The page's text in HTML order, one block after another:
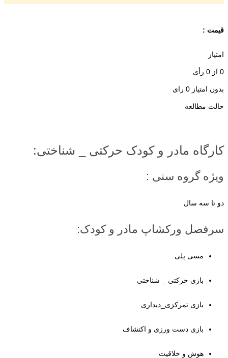
قیمت :
امتیاز
0 از 0 رأی
بدون امتیاز 0 رای
حالت مطالعه
کارگاه مادر و کودک حرکتی _ شناختی:
ویژه گروه سنی :
دو تا سه سال
سرفصل ورکشاپ مادر و کودک:
مسی پلی
بازی حرکتی _ شناختی
بازی تمرکزی_دیداری
بازی دست ورزی و اکتشاف
هوش و خلاقیت